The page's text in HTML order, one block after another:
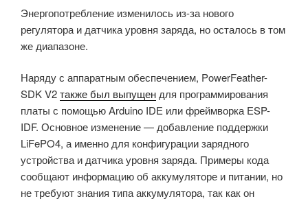
Энергопотребление изменилось из-за нового
регулятора и датчика уровня заряда, но осталось в том
же диапазоне.
Наряду с аппаратным обеспечением, PowerFeather-
SDK V2также был выпущендля программирования
платы с помощью Arduino IDE или фреймворка ESP-
IDF. Основное изменение — добавление поддержки
LiFePO4, а именно для конфигурации зарядного
устройства и датчика уровня заряда. Примеры кода
сообщают информацию об аккумуляторе и питании, но
не требуют знания типа аккумулятора, так как он